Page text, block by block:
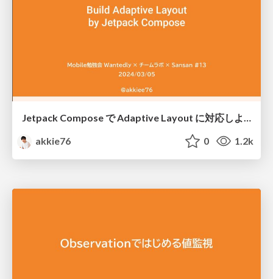
Jetpack Compose で Adaptive Layout に対応しよう
akkie76
0 1.2k